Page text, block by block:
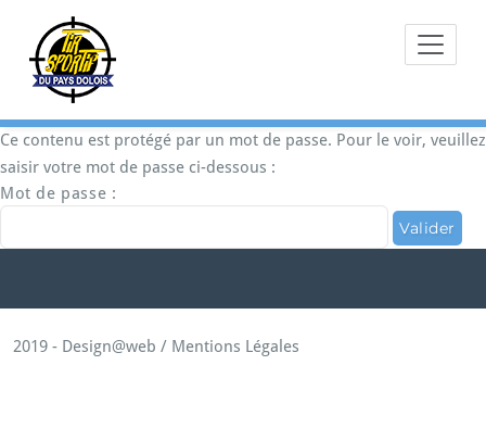
content
Ce contenu est protégé par un mot de passe. Pour le voir, veuillez
saisir votre mot de passe ci-dessous :
Mot de passe :
2019 - Design@web / Mentions Légales